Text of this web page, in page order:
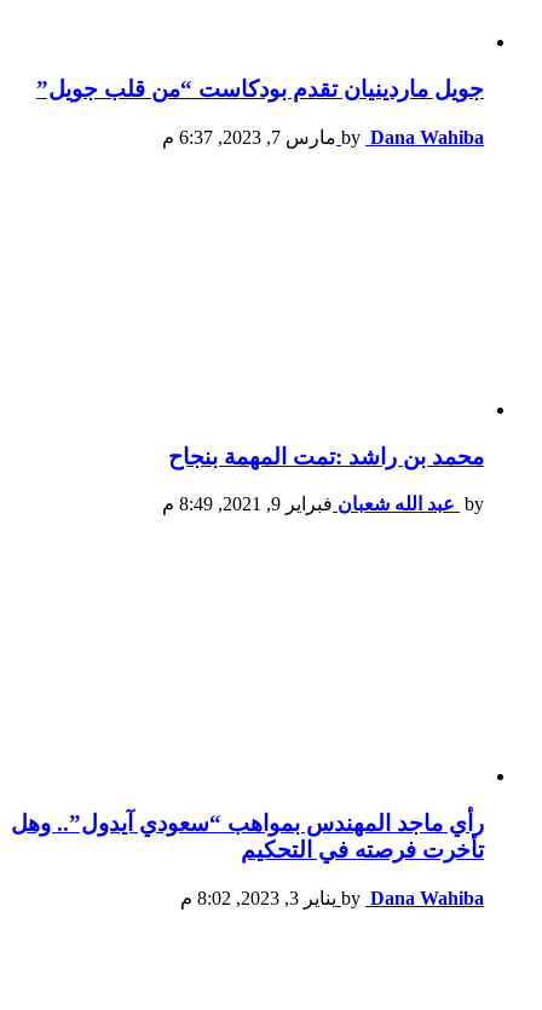
جويل ماردينيان تقدم بودكاست “من قلب جويل”
by Dana Wahiba مارس 7, 2023, 6:37 م
محمد بن راشد :تمت المهمة بنجاح
by عبد الله شعبان فبراير 9, 2021, 8:49 م
رأي ماجد المهندس بمواهب “سعودي آيدول”.. وهل
تأخرت فرصته في التحكيم
by Dana Wahiba يناير 3, 2023, 8:02 م